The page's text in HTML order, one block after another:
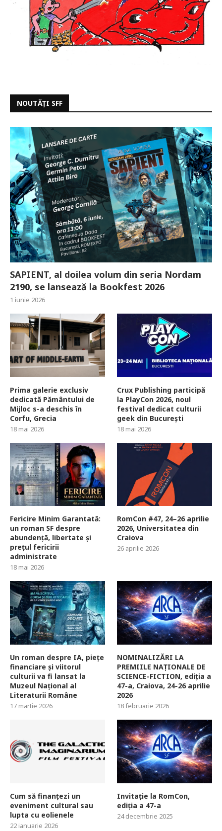
NOUTĂȚI SFF
SAPIENT, al doilea volum din seria Nordam
2190, se lansează la Bookfest 2026
1 iunie 2026
Prima galerie exclusiv
dedicată Pământului de
Mijloc s-a deschis în
Corfu, Grecia
18 mai 2026
Crux Publishing participă
la PlayCon 2026, noul
festival dedicat culturii
geek din București
18 mai 2026
Fericire Minim Garantată:
un roman SF despre
abundență, libertate și
prețul fericirii
administrate
18 mai 2026
RomCon #47, 24–26 aprilie
2026, Universitatea din
Craiova
26 aprilie 2026
Un roman despre IA, piețe
financiare și viitorul
culturii va fi lansat la
Muzeul Național al
Literaturii Române
17 martie 2026
NOMINALIZĂRI LA
PREMIILE NAȚIONALE DE
SCIENCE-FICTION, ediția a
47-a, Craiova, 24-26 aprilie
2026
18 februarie 2026
Cum să finanțezi un
eveniment cultural sau
lupta cu eolienele
22 ianuarie 2026
Invitație la RomCon,
ediția a 47-a
24 decembrie 2025